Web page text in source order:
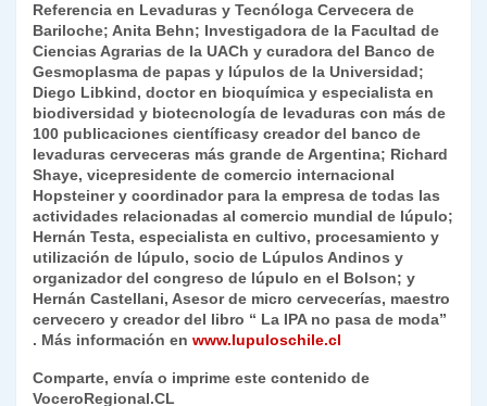
Referencia en Levaduras y Tecnóloga Cervecera de
Bariloche; Anita Behn; Investigadora de la Facultad de
Ciencias Agrarias de la UACh y curadora del Banco de
Gesmoplasma de papas y lúpulos de la Universidad;
Diego Libkind, doctor en bioquímica y especialista en
biodiversidad y biotecnología de levaduras con más de
100 publicaciones científicasy creador del banco de
levaduras cerveceras más grande de Argentina; Richard
Shaye, vicepresidente de comercio internacional
Hopsteiner y coordinador para la empresa de todas las
actividades relacionadas al comercio mundial de lúpulo;
Hernán Testa, especialista en cultivo, procesamiento y
utilización de lúpulo, socio de Lúpulos Andinos y
organizador del congreso de lúpulo en el Bolson; y
Hernán Castellani, Asesor de micro cervecerías, maestro
cervecero y creador del libro “ La IPA no pasa de moda”
. Más información en www.lupuloschile.cl
Comparte, envía o imprime este contenido de
VoceroRegional.CL